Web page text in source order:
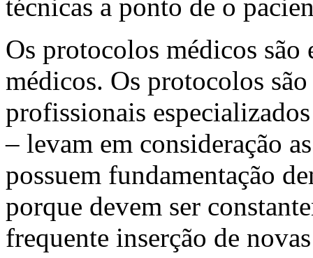
técnicas a ponto de o
Os protocolos médicos são
médicos. Os protocolos
profissionais
– levam em consideração
possuem fundamentação
porque devem ser
frequente inserção de